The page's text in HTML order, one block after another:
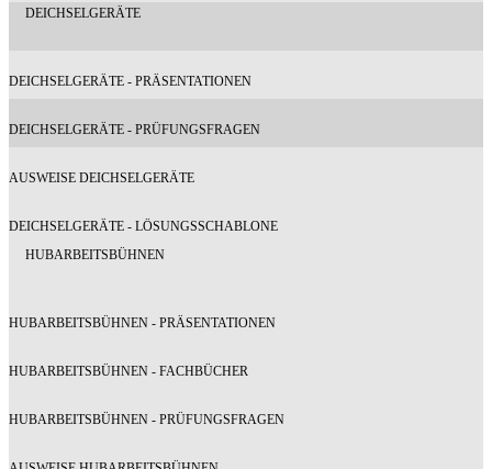
DEICHSELGERÄTE
DEICHSELGERÄTE - PRÄSENTATIONEN
DEICHSELGERÄTE - PRÜFUNGSFRAGEN
AUSWEISE DEICHSELGERÄTE
DEICHSELGERÄTE - LÖSUNGSSCHABLONE
HUBARBEITSBÜHNEN
HUBARBEITSBÜHNEN - PRÄSENTATIONEN
HUBARBEITSBÜHNEN - FACHBÜCHER
HUBARBEITSBÜHNEN - PRÜFUNGSFRAGEN